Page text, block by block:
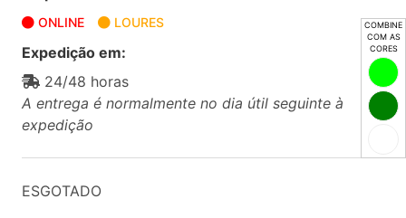
COMBINE
COM AS
CORES
ONLINE LOURES
Expedição em:
24/48 horas
A entrega é normalmente no dia útil seguinte à
expedição
ESGOTADO